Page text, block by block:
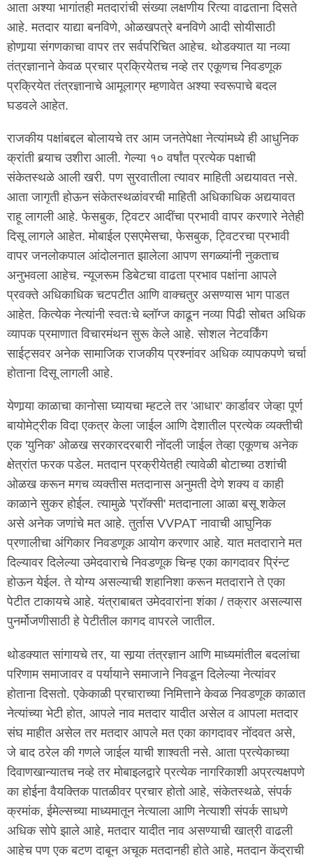
आता अश्या भागांतही मतदारांची संख्या लक्षणीय रित्या वाढताना दिसते
आहे. मतदार याद्या बनविणे, ओळखपत्रे बनविणे आदी सोयीसाठी
होणार्‍या संगणकाचा वापर तर सर्वपरिचित आहेच. थोडक्यात या नव्या
तंत्रज्ञानाने केवळ प्रचार प्रक्रियेतच नव्हे तर एकूणच निवडणूक
प्रक्रियेत तंत्रज्ञानाचे आमूलाग्र म्हणावेत अश्या स्वरूपाचे बदल
घडवले आहेत.
राजकीय पक्षांबद्दल बोलायचे तर आम जनतेपेक्षा नेत्यांमध्ये ही आधुनिक
क्रांती बर्‍याच उशीरा आली. गेल्या १० वर्षांत प्रत्येक पक्षाची
संकेतस्थळे आली खरी. पण सुरवातीला त्यावर माहिती अद्ययावत नसे.
आता जागृती होऊन संकेतस्थळांवरची माहिती अधिकाधिक अद्ययावत
राहू लागली आहे. फेसबुक, ट्विटर आदींचा प्रभावी वापर करणारे नेतेही
दिसू लागले आहेत. मोबाईल एसएमेसचा, फेसबुक, ट्विटरचा प्रभावी
वापर जनलोकपाल आंदोलनात झालेला आपण सगळ्यांनी नुकताच
अनुभवला आहेच. न्यूजरूम डिबेटचा वाढता प्रभाव पक्षांना आपले
प्रवक्ते अधिकाधिक चटपटीत आणि वाक्चतुर असण्यास भाग पाडत
आहेत. कित्येक नेत्यांनी स्वतःचे ब्लॉग्ज काढून नव्या पिढी सोबत अधिक
व्यापक प्रमाणात विचारमंथन सुरू केले आहे. सोशल नेटवर्किंग
साईट्सवर अनेक सामाजिक राजकीय प्रश्नांवर अधिक व्यापकपणे चर्चा
होताना दिसू लागली आहे.
येणार्‍या काळाचा कानोसा घ्यायचा म्हटले तर 'आधार' कार्डावर जेव्हा पूर्ण
बायोमेट्रीक विदा एकत्र केला जाईल आणि देशातील प्रत्येक व्यक्तीची
एक 'युनिक' ओळख सरकारदरबारी नोंदली जाईल तेव्हा एकूणच अनेक
क्षेत्रांत फरक पडेल. मतदान प्रक्रीयेतही त्यावेळी बोटाच्या ठशांची
ओळख करून मगच व्यक्तीस मतदानास अनुमती देणे शक्य व काही
काळाने सुकर होईल. त्यामुळे 'प्रॉक्सी' मतदानाला आळा बसू शकेल
असे अनेक जणांचे मत आहे. तुर्तास VVPAT नावाची आघुनिक
प्रणालीचा अंगिकार निवडणूक आयोग करणार आहे. यात मतदाराने मत
दिल्यावर दिलेल्या उमेदवाराचे निवडणूक चिन्ह एका कागदावर प्रिंन्ट
होऊन येईल. ते योग्य असल्याची शहानिशा करून मतदाराने ते एका
पेटीत टाकायचे आहे. यंत्राबाबत उमेदवारांना शंका / तक्रार असल्यास
पुनर्मोजणीसाठी हे पेटीतील कागद वापरले जातील.
थोडक्यात सांगायचे तर, या सार्‍या तंत्रज्ञान आणि माध्यमांतील बदलांचा
परिणाम समाजावर व पर्यायाने समाजाने निवडून दिलेल्या नेत्यांवर
होताना दिसतो. एकेकाळी प्रचाराच्या निमित्ताने केवळ निवडणूक काळात
नेत्यांच्या भेटी होत, आपले नाव मतदार यादीत असेल व आपला मतदार
संघ माहीत असेल तर मतदार आपले मत एका कागदावर नोंदवत असे,
जे बाद ठरेल की गणले जाईल याची शाश्वती नसे. आता प्रत्येकाच्या
दिवाणखान्यातच नव्हे तर मोबाइलद्वारे प्रत्येक नागरिकाशी अप्रत्यक्षपणे
का होईना वैयक्तिक पातळीवर प्रचार होतो आहे, संकेतस्थळे, संपर्क
क्रमांक, ईमेल्सच्या माध्यमातून नेत्याला आणि नेत्याशी संपर्क साधणे
अधिक सोपे झाले आहे, मतदार यादीत नाव असण्याची खात्री वाढली
आहेच पण एक बटण दाबून अचूक मतदानही होते आहे, मतदान केंद्राची